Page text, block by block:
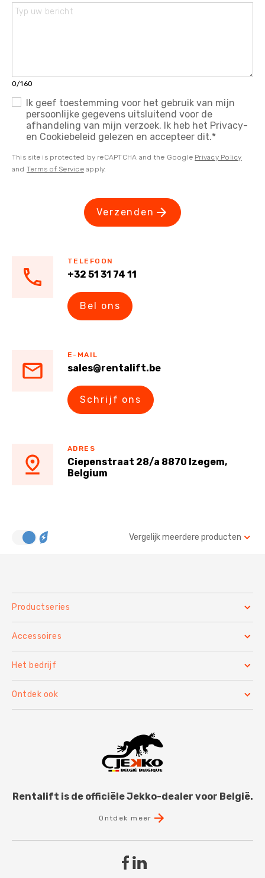
0/160
Ik geef toestemming voor het gebruik van mijn
persoonlijke gegevens uitsluitend voor de
afhandeling van mijn verzoek. Ik heb het Privacy-
en Cookiebeleid gelezen en accepteer dit.*
This site is protected by reCAPTCHA and the Google Privacy Policy
and Terms of Serviceapply.
Verzenden
TELEFOON
+32 51 31 74 11
Bel ons
E-MAIL
sales@rentalift.be
Schrijf ons
ADRES
Ciepenstraat 28/a 8870 Izegem,
Belgium
Vergelijk meerdere producten
Productseries
Accessoires
Het bedrijf
Ontdek ook
Rentalift is de officiële Jekko-dealer voor België.
Ontdek meer